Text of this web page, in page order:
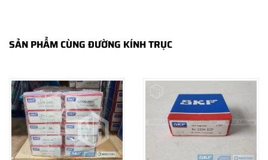
•Vòng bi SKF chính hãng, Những lưu ý cơ bản trước khi mua hàng
•Xuất xứ vòng bi SKF chính hãng ở đâu?
Chất lượng vòng bi SKF chính hãng
SẢN PHẨM CÙNG ĐƯỜNG KÍNH TRỤC